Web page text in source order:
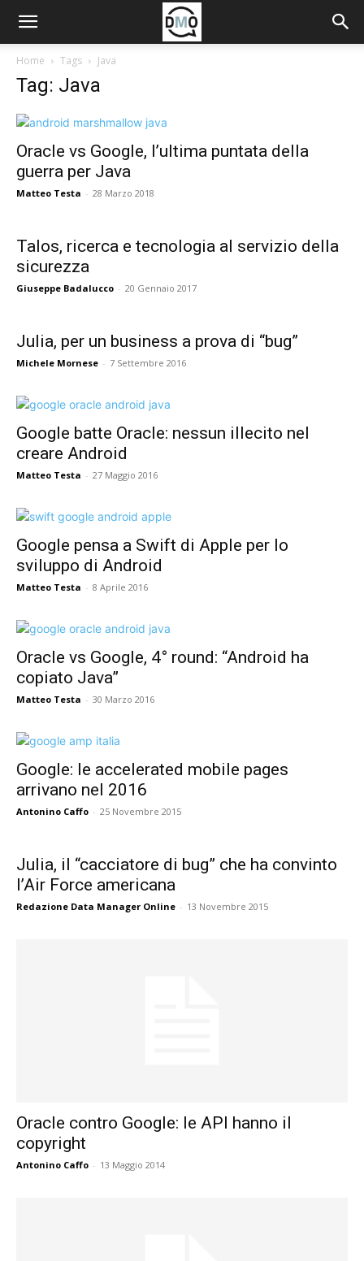
Home Tags Java
Tag: Java
Oracle vs Google, l’ultima puntata della
guerra per Java
Matteo Testa - 28 Marzo 2018
Talos, ricerca e tecnologia al servizio della
sicurezza
Giuseppe Badalucco - 20 Gennaio 2017
Julia, per un business a prova di “bug”
Michele Mornese - 7 Settembre 2016
Google batte Oracle: nessun illecito nel
creare Android
Matteo Testa - 27 Maggio 2016
Google pensa a Swift di Apple per lo
sviluppo di Android
Matteo Testa - 8 Aprile 2016
Oracle vs Google, 4° round: “Android ha
copiato Java”
Matteo Testa - 30 Marzo 2016
Google: le accelerated mobile pages
arrivano nel 2016
Antonino Caffo - 25 Novembre 2015
Julia, il “cacciatore di bug” che ha convinto
l’Air Force americana
Redazione Data Manager Online - 13 Novembre 2015
Oracle contro Google: le API hanno il
copyright
Antonino Caffo - 13 Maggio 2014